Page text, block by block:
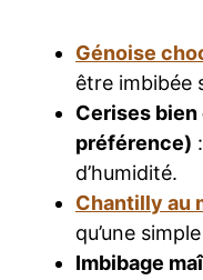
Génoise
être imbibée
Cerises
préférence)
d’humidité.
Chantilly au
qu’une
Imbibage